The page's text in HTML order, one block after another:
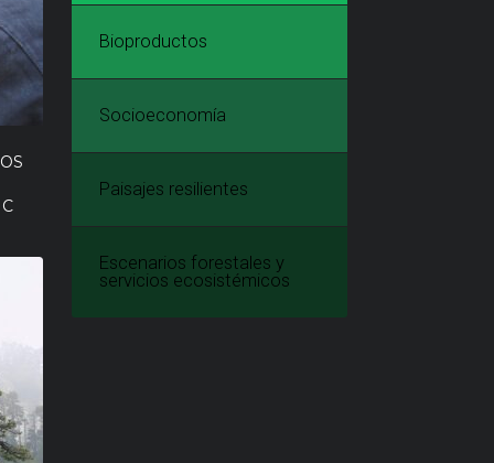
Bioproductos
Socioeconomía
Paisajes resilientes
Escenarios forestales y
servicios ecosistémicos